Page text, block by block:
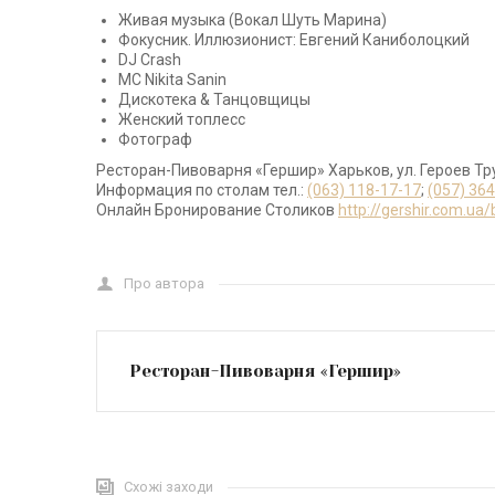
Живая музыка (Вокал Шуть Марина)
Фокусник. Иллюзионист: Евгений Каниболоцкий
DJ Crash
МС Nikita Sanin
Дискотека & Танцовщицы
Женский топлесс
Фотограф
Ресторан-Пивоварня «Гершир» Харьков, ул. Героев
Информация по столам тел.: (063) 118-17-17; (057)
Онлайн Бронирование Столиков http://gershir.com.ua/
Про автора
Ресторан-Пивоварня «Гершир»
Схожі заходи